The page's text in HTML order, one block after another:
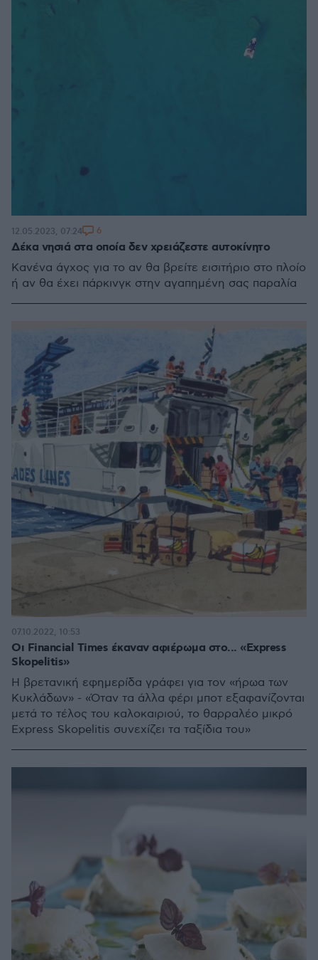
Δέκα νησιά στα οποία δεν χρειάζεστε αυτοκίνητο
Κανένα άγχος για το αν θα βρείτε εισιτήριο στο πλοίο
ή αν θα έχει πάρκινγκ στην αγαπημένη σας παραλία
12.05.2023, 07:24 6
Οι Financial Times έκαναν αφιέρωμα στο... «Express
Skopelitis»
Η βρετανική εφημερίδα γράφει για τον «ήρωα των
Κυκλάδων» - «Όταν τα άλλα φέρι μποτ εξαφανίζονται
μετά το τέλος του καλοκαιριού, το θαρραλέο μικρό
Express Skopelitis συνεχίζει τα ταξίδια του»
07.10.2022, 10:53